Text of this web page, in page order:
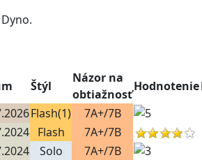
Štýl
Názor na
obtiažnosť
Hodnotenie
Flash(1)
7A+/7B
Flash
7A+/7B
Solo
7A+/7B